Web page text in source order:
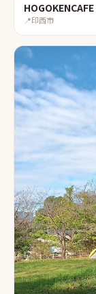
HOGOKENCAFE
📍印西市